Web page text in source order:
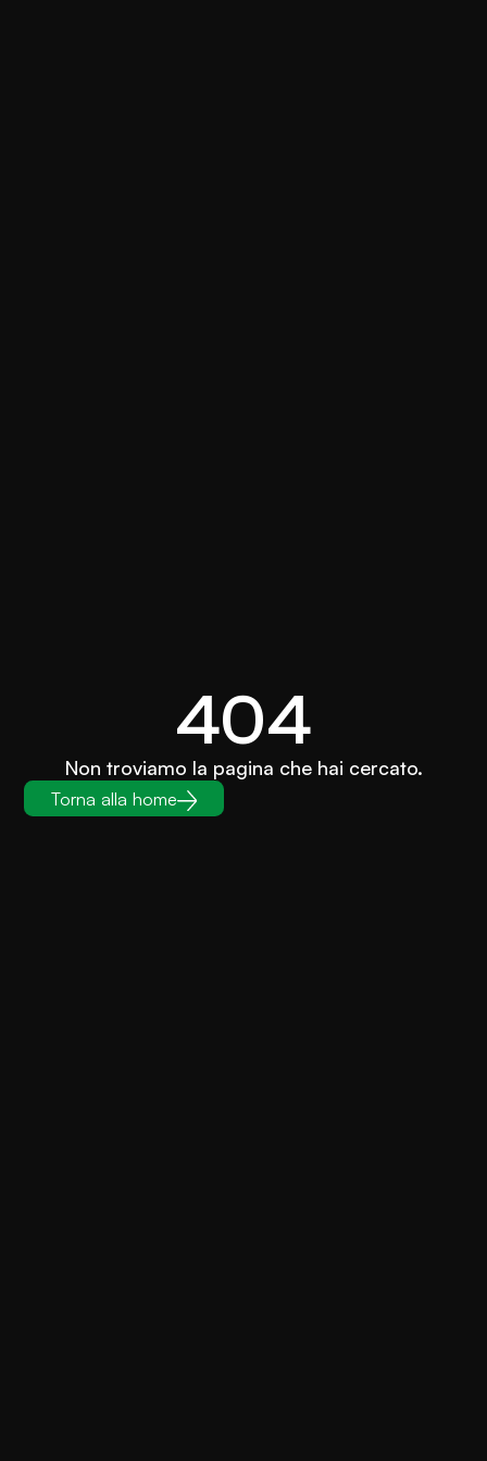
404
Non troviamo la pagina che hai cercato.
Torna alla home